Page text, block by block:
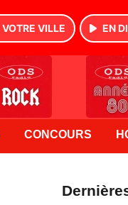
VOTRE VILLE EN
CONCOURS